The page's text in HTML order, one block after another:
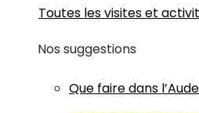
Toutes les visites et
Nos suggestions
Que faire dans